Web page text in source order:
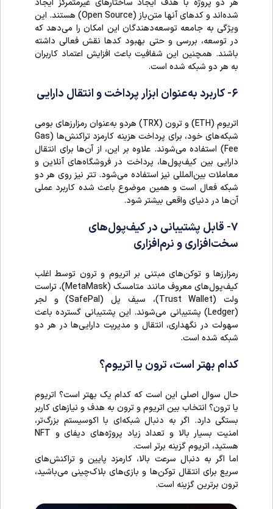
هر دو پروژه با هدف ایجاد ساختارهای غیرمتمرکز ایجاد
شده‌اند و کدهای آنها متن‌باز (Open Source) هستند. این
ویژگی به جامعه توسعه‌دهندگان این امکان را می‌دهد که
در توسعه، بررسی و حتی بهبود کدها نقش فعالی داشته
باشند. همچنین این شفافیت باعث افزایش اعتماد کاربران
به هر دو شبکه شده است.
۶- کاربرد به‌عنوان ابزار پرداخت و انتقال دارایی
اتریوم (ETH) و ترون (TRX) هردو به‌عنوان رمزارزهای بومی
شبکه‌های خود، برای پرداخت هزینه کارمزد تراکنش‌ها (Gas
Fee) استفاده می‌شوند. علاوه بر این، از آن‌ها برای انتقال
دارایی بین کیف‌پول‌ها، پرداخت در فروشگاه‌های آنلاین و
معاملات بین‌المللی نیز استفاده می‌شود. تتر نیز روی هر دو
شبکه فعال است و همین موضوع باعث شده کاربرد عملی
آن‌ها در دنیای واقعی بیشتر شود.
۷- قابل پشتیبانی در کیف‌پول‌های
سخت‌افزاری و نرم‌افزاری
رمزارزها و توکن‌های مبتنی بر اتریوم و ترون توسط اغلب
کیف‌پول‌های معروف مانند متامسک (MetaMask)، تراست
ولت (Trust Wallet)، سیف پل (SafePal) و لجر
(Ledger) پشتیبانی می‌شوند. این پشتیبانی گسترده باعث
سهولت در نگهداری، انتقال و مدیریت دارایی‌ها در هر دو
شبکه شده است.
کدام بهتر است، ترون یا اتریوم؟
حال سوال اصلی این است که کدام یک بهتر است؟ اتریوم
یا ترون؟ انتخاب بین اتریوم و ترون به هدف و نیازهای کاربر
بستگی دارد. اگر به دنبال شبکه‌ای با اکوسیستم بزرگ‌تر،
امنیت بسیار بالا و تعداد زیاد پروژه‌های دیفای و NFT
هستید، اتریوم گزینه برتر است.
اما اگر به دنبال سرعت بالا، کارمزد پایین و تراکنش‌های
سریع برای انتقال توکن‌ها و بازی‌های بلاک‌چینی می‌باشید،
ترون برترین گزینه است.